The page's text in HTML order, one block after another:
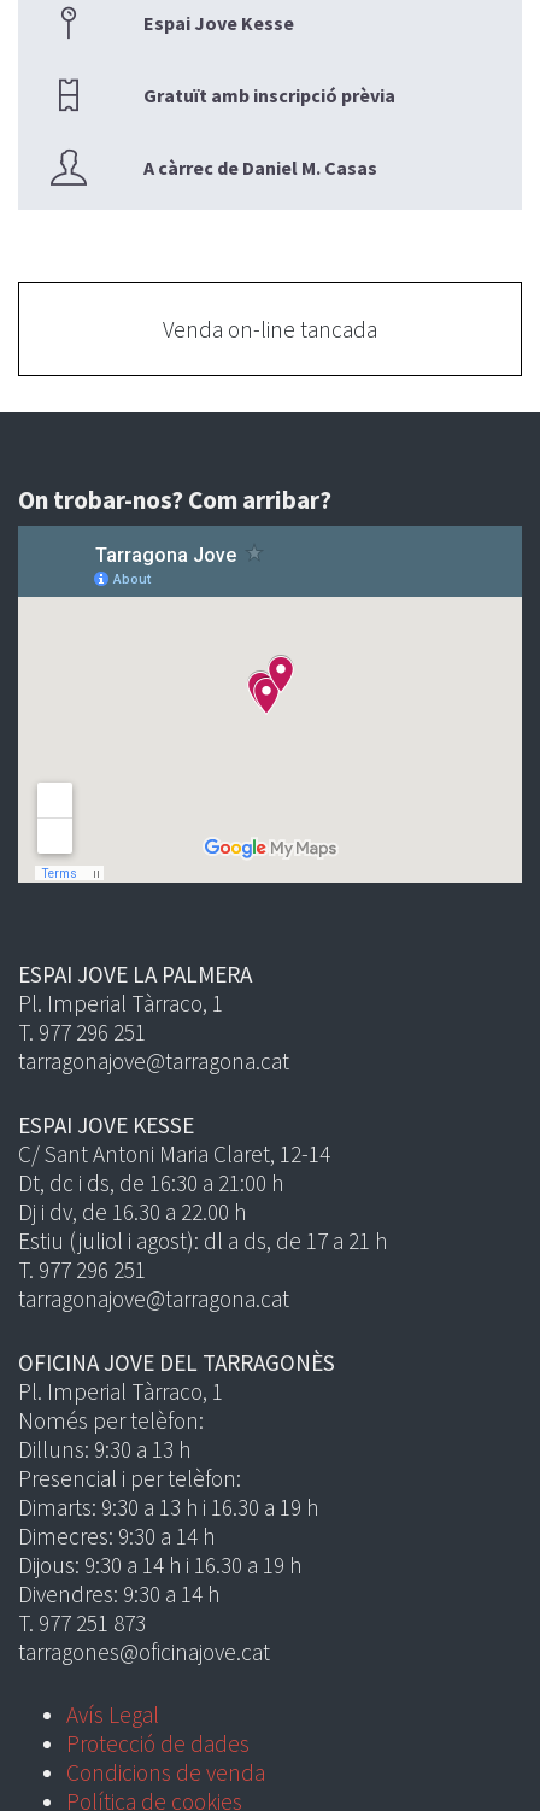
Espai Jove Kesse
Gratuït amb inscripció prèvia
A càrrec de Daniel M. Casas
Venda on-line tancada
On trobar-nos? Com arribar?
ESPAI JOVE LA PALMERA
Pl. Imperial Tàrraco, 1
T. 977 296 251
tarragonajove@tarragona.cat
ESPAI JOVE KESSE
C/ Sant Antoni Maria Claret, 12-14
Dt, dc i ds, de 16:30 a 21:00 h
Dj i dv, de 16.30 a 22.00 h
Estiu (juliol i agost): dl a ds, de 17 a 21 h
T. 977 296 251
tarragonajove@tarragona.cat
OFICINA JOVE DEL TARRAGONÈS
Pl. Imperial Tàrraco, 1
Només per telèfon:
Dilluns: 9:30 a 13 h
Presencial i per telèfon:
Dimarts: 9:30 a 13 h i 16.30 a 19 h
Dimecres: 9:30 a 14 h
Dijous: 9:30 a 14 h i 16.30 a 19 h
Divendres: 9:30 a 14 h
T. 977 251 873
tarragones@oficinajove.cat
Avís Legal
Protecció de dades
Condicions de venda
Política de cookies